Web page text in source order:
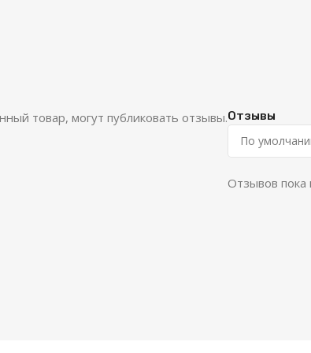
Отзывы
Отзывов пока
товар, могут публиковать отзывы.